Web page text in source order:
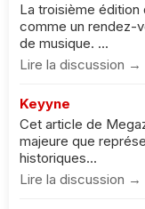
La troisième édition
comme un rendez-
de musique. ...
Lire la discussion →
Keyyne
Cet article de
majeure que
historiques...
Lire la discussion →